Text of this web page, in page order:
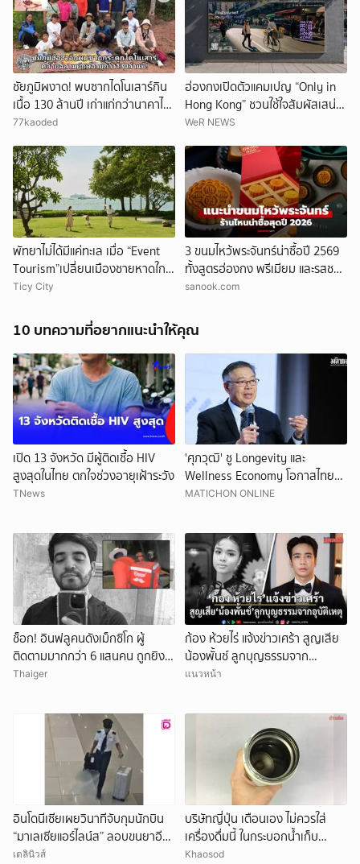
ชัยภูมิผงาด! พบซากไดโนเสาร์กิน
เนื้อ 130 ล้านปี เก่าแก่กว่านาคาไท
ทัน 20 ล้านปี
77kaoded
ฮ่องกงเปิดตัวแคมเปญ “Only in
Hong Kong” ชวนใช้ใจสัมผัสเสน่ห์
ที่แท้จริง พบได้ที่ฮ่องกงที่เดียว
WeR NEWS
พัทยาไม่ได้มีแค่ทะเล เมื่อ “Event
Tourism”เปลี่ยนเมืองชายหาดใกล้
กรุงเทพฯ ให้กลับไปเที่ยวได้ตลอดปี
Ticy City
3 ขนมไหว้พระจันทร์น่าซื้อปี 2569
ทั้งสูตรฮ่องกง พรีเมียม และรสชาติ
ใหม่ เหมาะซื้อฝากคนสำคัญ
sanook.com
10 บทความที่อยากแนะนำให้คุณ
เปิด 13 จังหวัด มีผู้ติดเชื้อ HIV
สูงสุดในไทย ตกใจช่วงอายุเฝ้าระวัง
TNews
'ศุภวุฒิ' ชู Longevity และ
Wellness Economy โอกาสไทย
สร้างเศรษฐกิจอายุยืน รับสังคมสูง
MATICHON ONLINE
ช็อก! อินฟลูคนดังเม็กซิโก ผู้
ติดตามมากกว่า 6 แสนคน ถูกยิง
ดับกลางไลฟ์สด
Thaiger
ก้อง ห้วยไร่ แจ้งข่าวเศร้า สูญเสีย
น้องพั้นช์ ลูกบุญธรรมจาก
อุบัติเหตุ
แนวหน้า
อินโดนีเซียเผยวินาทีจับกุมนักบิน
“มาเลเซียแอร์ไลน์ส” ลอบขนยาอี
26 กก.(คลิป)
เดลินิวส์
บริษัทญี่ปุ่น เตือนเอง ไม่ควรใส่
เครื่องดื่มนี้ ในกระบอกน้ำเก็บ
อุณหภูมิ เสี่ยงเสียหายง่าย
Khaosod